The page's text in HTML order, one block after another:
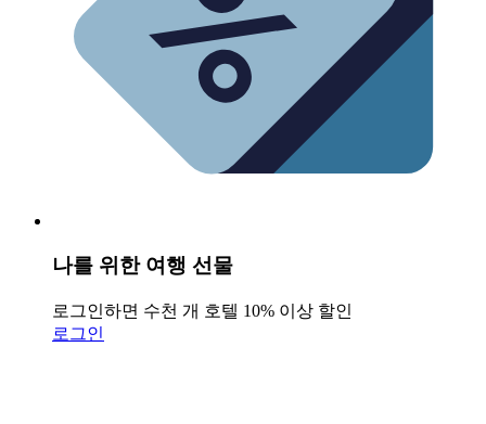
나를 위한 여행 선물
로그인하면 수천 개 호텔 10% 이상 할인
로그인